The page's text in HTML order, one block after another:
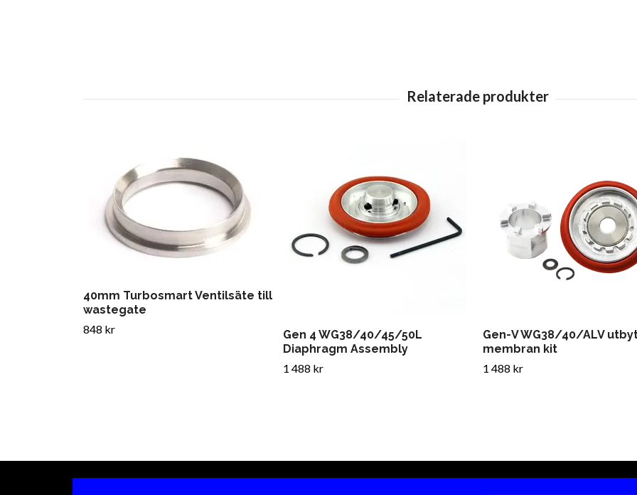
40mm Turbosmart Ventilsäte till
wastegate
848 kr
Gen 4 WG38/40/45/50L
Diaphragm Assembly
1 488 kr
Gen-V WG38/40/ALV
membran kit
1 488 kr